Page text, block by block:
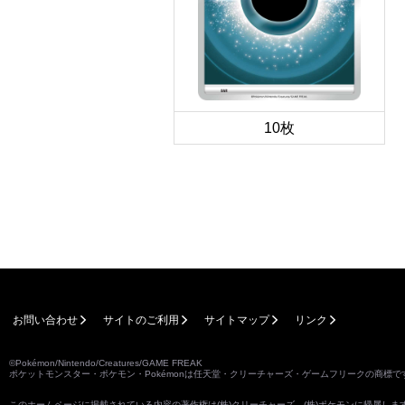
10枚
お問い合わせ サイトのご利用 サイトマップ リンク
©Pokémon/Nintendo/Creatures/GAME FREAK
ポケットモンスター・ポケモン・Pokémonは任天堂・クリーチャーズ・ゲームフリークの商標で